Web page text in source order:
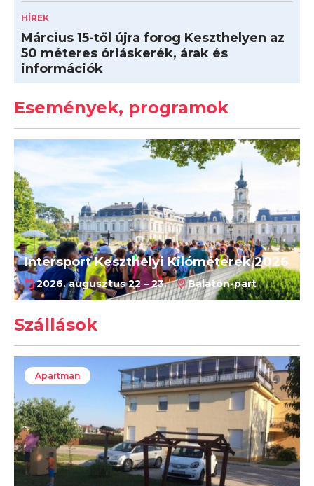
HÍREK
Március 15-től újra forog Keszthelyen az
50 méteres óriáskerék, árak és
információk
Események, programok
Intersport Keszthelyi Kilóméterek 2026
2026. augusztus 22 – 23. Balaton-part
Szállások
Apartman